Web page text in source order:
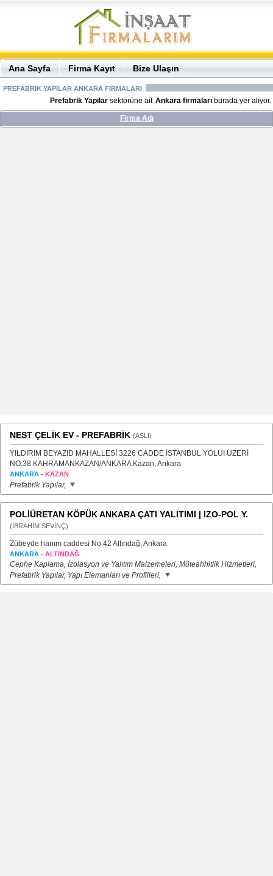
Ana Sayfa Firma Kayıt Bize Ulaşın
PREFABRİK YAPILAR ANKARA FİRMALARI
Prefabrik Yapılar sektörüne ait Ankara firmaları burada yer alıyor.
Firma Adı
NEST ÇELİK EV - PREFABRİK (ASLI)
YILDIRIM BEYAZID MAHALLESİ 3226 CADDE İSTANBUL YOLUI ÜZERİ
NO:38 KAHRAMANKAZAN/ANKARA Kazan, Ankara
ANKARA - KAZAN
Prefabrik Yapılar,
POLİÜRETAN KÖPÜK ANKARA ÇATI YALITIMI | IZO-POL Y.
(İBRAHİM SEVİNÇ)
Zübeyde hanım caddesi No:42 Altındağ, Ankara
ANKARA - ALTINDAĞ
Cephe Kaplama, İzolasyon ve Yalıtım Malzemeleri, Müteahhitlik Hizmetleri,
Prefabrik Yapılar, Yapı Elemanları ve Profilleri,